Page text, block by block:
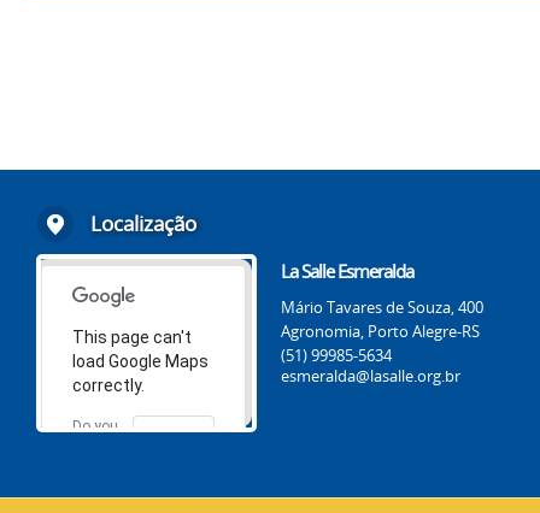
Localização
This page can't
load Google Maps
correctly.
Do you
OK
La Salle Esmeralda
Mário Tavares de Souza, 400
Agronomia, Porto Alegre-RS
(51) 99985-5634
esmeralda@lasalle.org.br